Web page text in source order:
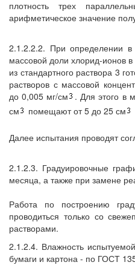
плотность трех
арифметическое значение
2.1.2.2.2. При определении
массовой доли хлорид-ионов
из стандартного раствора 3
растворов с массовой
до 0,005 мг/см
. Для этого в
см
помещают от 5 до 25 см
Далее испытания проводят
2.1.2.3. Градуировочные
месяца, а также при замене
Работа по построению
проводиться только со
растворами.
2.1.2.4. Влажность
бумаги и картона - по ГОСТ